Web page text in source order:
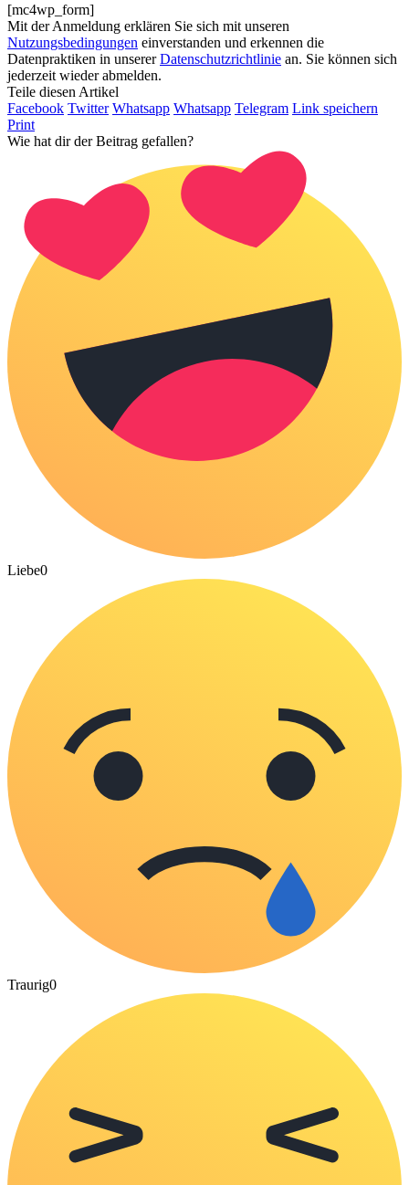
[mc4wp_form]
Mit der Anmeldung erklären Sie sich mit unseren
Nutzungsbedingungen einverstanden und erkennen die
Datenpraktiken in unsererDatenschutzrichtlinie an. Sie können sich
jederzeit wieder abmelden.
Teile diesen Artikel
Facebook Twitter Whatsapp Whatsapp Telegram Link speichern
Print
Wie hat dir der Beitrag gefallen?
Liebe0
Traurig0